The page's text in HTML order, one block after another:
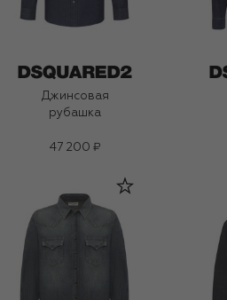
Джинсовая
рубашка
47 200 ₽